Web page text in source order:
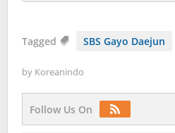
Tagged SBS Gayo Daejun
by Koreanindo
Follow Us On